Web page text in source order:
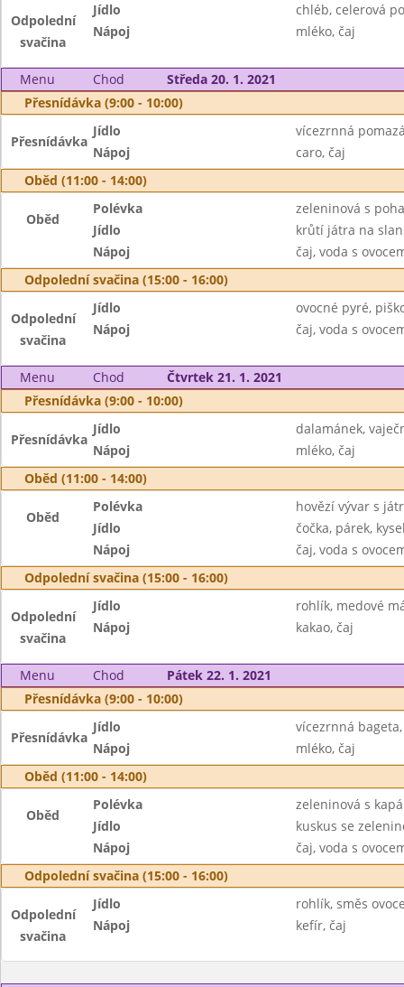
Odpolední
svačina
Jídlo
chléb, celerová
Nápoj
mléko, čaj
Menu Chod
Středa 20. 1. 2021
Přesnídávka (9:00 - 10:00)
Přesnídávka
Jídlo
vícezrnná
Nápoj
caro, čaj
Oběd (11:00 - 14:00)
Oběd
Polévka
zeleninová s
Jídlo
krůtí játra na
Nápoj
čaj, voda s
Odpolední svačina (15:00 - 16:00)
Odpolední
svačina
Jídlo
ovocné pyré,
Nápoj
čaj, voda s
Menu Chod
Čtvrtek 21. 1. 2021
Přesnídávka (9:00 - 10:00)
Přesnídávka
Jídlo
dalamánek,
Nápoj
mléko, čaj
Oběd (11:00 - 14:00)
Oběd
Polévka
hovězí vývar s
Jídlo
čočka, párek,
Nápoj
čaj, voda s
Odpolední svačina (15:00 - 16:00)
Odpolední
svačina
Jídlo
rohlík, medové
Nápoj
kakao, čaj
Menu Chod
Pátek 22. 1. 2021
Přesnídávka (9:00 - 10:00)
Přesnídávka
Jídlo
vícezrnná
Nápoj
mléko, čaj
Oběd (11:00 - 14:00)
Oběd
Polévka
zeleninová s
Jídlo
kuskus se
Nápoj
čaj, voda s
Odpolední svačina (15:00 - 16:00)
Odpolední
svačina
Jídlo
rohlík, směs
Nápoj
kefír, čaj